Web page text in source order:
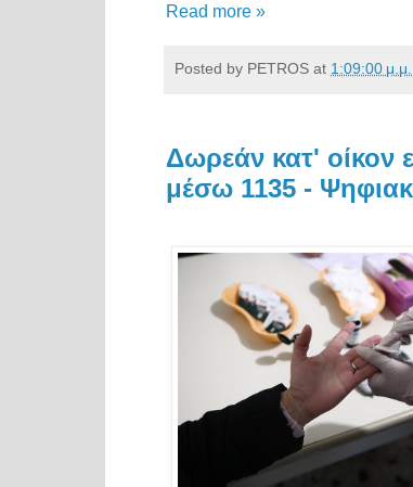
Read more »
Posted by PETROS at 1:09:00 μ.μ.
Δωρεάν κατ' οίκον
μέσω 1135 -